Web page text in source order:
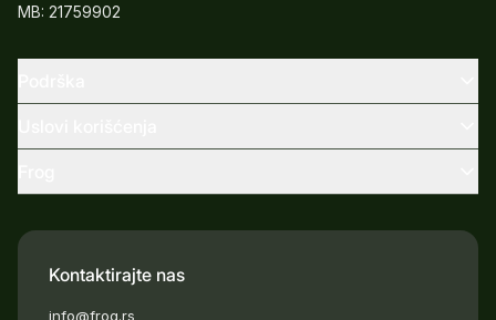
MB: 21759902
Kontaktirajte nas
info@frog.rs